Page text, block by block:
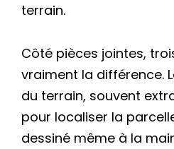
terrain.
Côté pièces jointes,
vraiment la différence.
du terrain, souvent
pour localiser la
dessiné même à la